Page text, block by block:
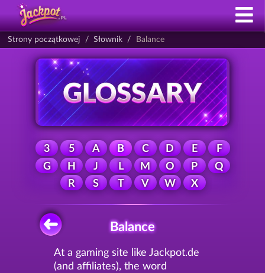
Strony początkowej Słownik Balance
3 5 A B C D E
F
G
H J L M O P
Q
R
S T V W X
Balance
At a gaming site like Jackpot.de
(and affiliates), the word